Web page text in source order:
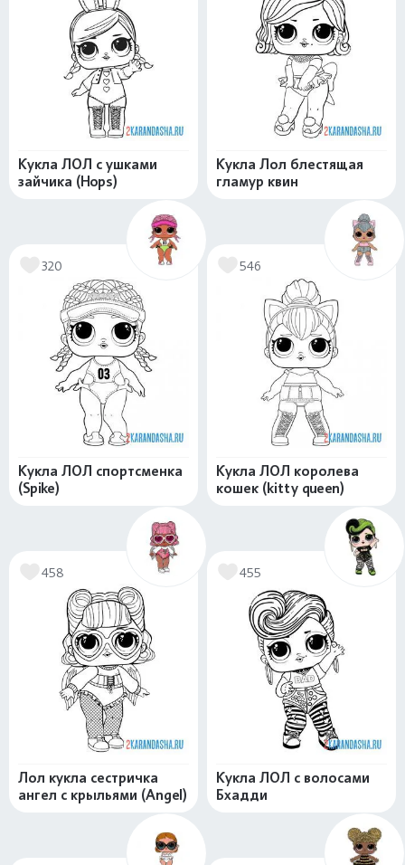
Кукла ЛОЛ с ушками
зайчика (Hops)
Кукла Лол блестящая
гламур квин
320
Кукла ЛОЛ спортсменка
(Spike)
546
Кукла ЛОЛ королева
кошек (kitty queen)
458
Лол кукла сестричка
ангел с крыльями (Angel)
455
Кукла ЛОЛ с волосами
Бхадди